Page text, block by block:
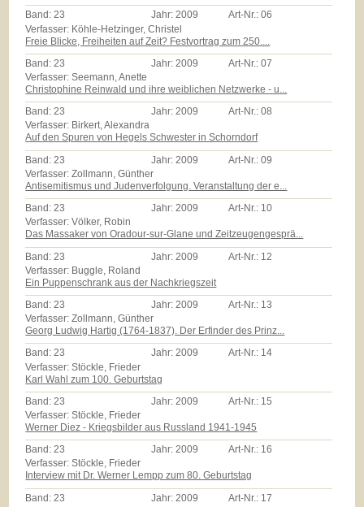
Band:23 Jahr:2009 Art-Nr.:06
Verfasser: Köhle-Hetzinger, Christel
Freie Blicke, Freiheiten auf Zeit? Festvortrag zum 250....
Band: 23 Jahr: 2009 Art-Nr.:07
Verfasser: Seemann, Anette
Christophine Reinwald und ihre weiblichen Netzwerke - u...
Band:23 Jahr:2009 Art-Nr.:08
Verfasser: Birkert, Alexandra
Auf den Spuren von Hegels Schwester in Schorndorf
Band: 23 Jahr: 2009 Art-Nr.:09
Verfasser: Zollmann, Günther
Antisemitismus und Judenverfolgung. Veranstaltung der e...
Band:23 Jahr:2009 Art-Nr.: 10
Verfasser: Völker, Robin
Das Massaker von Oradour-sur-Glane und Zeitzeugengesprä...
Band: 23 Jahr: 2009 Art-Nr.: 12
Verfasser: Buggle, Roland
Ein Puppenschrank aus der Nachkriegszeit
Band:23 Jahr:2009 Art-Nr.: 13
Verfasser: Zollmann, Günther
Georg Ludwig Hartig (1764-1837). Der Erfinder des Prinz...
Band:23 Jahr:2009 Art-Nr.: 14
Verfasser: Stöckle, Frieder
Karl Wahl zum 100. Geburtstag
Band:23 Jahr:2009 Art-Nr.: 15
Verfasser: Stöckle, Frieder
Werner Diez - Kriegsbilder aus Russland 1941-1945
Band:23 Jahr:2009 Art-Nr.: 16
Verfasser: Stöckle, Frieder
Interview mit Dr. Werner Lempp zum 80. Geburtstag
Band: 23 Jahr: 2009 Art-Nr.: 17